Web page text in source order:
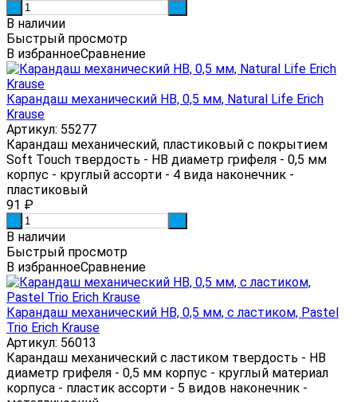
В наличии
Быстрый просмотр
В избранноеСравнение
Карандаш механический HB, 0,5 мм, Natural Life Erich
Krause
Артикул: 55277
Карандаш механический, пластиковый с покрытием
Soft Touch твердость - HB диаметр грифеля - 0,5 мм
корпус - круглый ассорти - 4 вида наконечник -
пластиковый
91 ₽
В наличии
Быстрый просмотр
В избранноеСравнение
Карандаш механический HB, 0,5 мм, с ластиком, Pastel
Trio Erich Krause
Артикул: 56013
Карандаш механический с ластиком твердость - HB
диаметр грифеля - 0,5 мм корпус - круглый материал
корпуса - пластик ассорти - 5 видов наконечник -